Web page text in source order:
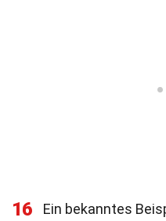
16
Ein bekanntes